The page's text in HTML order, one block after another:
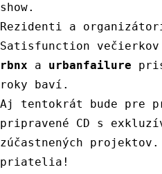
show.
Rezidenti
a
Satisfunction
večierkov
rbnx
a urbanfailure
roky
baví .
Aj
tentokrát bude pre
pripravené
CD s
zúčastnených
projektov .
priatelia !